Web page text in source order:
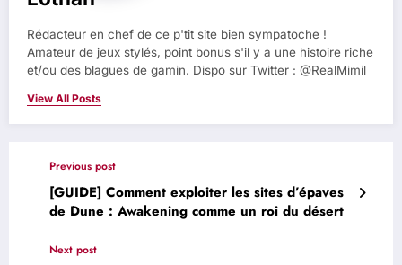
Rédacteur en chef de ce p'tit site bien sympatoche !
Amateur de jeux stylés, point bonus s'il y a une histoire riche
et/ou des blagues de gamin. Dispo sur Twitter : @RealMimil
View All Posts
Previous post
[GUIDE] Comment exploiter les sites d’épaves
de Dune : Awakening comme un roi du désert
Next post